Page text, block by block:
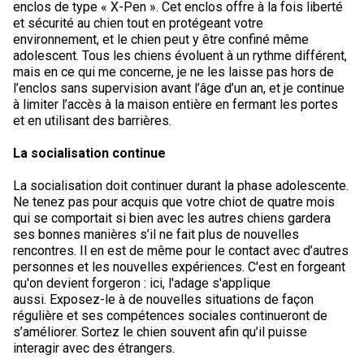
Colley (à poil lisse)
Chien finnois de Laponie
Berger allemand
Berger islandais
Lancashire heeler
Berger américain miniature
Mudi
Buhund (buhund) norvégien
Lévrier écossais
Drever
Spitz finlandais
Foxhound américain
Foxhound anglais
Grand basset griffon vendéen
Lévrier anglais
Harrier
Lhasa apso
Lowchen
Caniche (moyen)
Grand caniche
Schipperke
Shiba inu
Shih tzu
Épagneul tibétain
Retriever (à poil frisé)
Retriever (à poil plat)
Retriever (doré)
Retriever (Labrador)
Retriever Nova Scotia duck tolling
Setter anglais
Setter Gordon
Setter irlandais rouge et blanc
Fox-terrier (à poil lisse)
Fox-terrier (à poil dur)
Terrier du Glen of Imaal
Terrier irlandais
Terrier Kerry bleu
Terrier Lakeland
Terrier de Manchester
Terrier de Norfolk
Bichon havanais
Lévrier italien
Chin
Bichon maltais
Nain pinscher
Épagneul papillon
Pékinois
Poméranien
Cane Corso
Chien loup Tchécoslovaque
Doberman pinscher
Dogue de Bordeaux
Entlebucher sennenhund
Eurasier
Grand danois
Montagne des Pyrénées
Concours sur le terrain pour épagneuls de chasse
Sprinter
Travail de flair
Épreuve de pistage
Certificat de travail
Événements non-CCC
Titres de versatilité
Top Dogs multidisciplinaires - 2023
Top Dogs sur le terrain - 2022
Top Dogs en travail sur troupeau - 2022
Top Dogs multidisciplinaires - 2022
Top Dogs en agilité - 2020
Top Dogs sur le terrain - 2020
Top Dogs en travail sur troupeau - 2020
Top Dogs multidisciplinaires - 2020
Top Dogs en rallye - 2021
Top Dogs en agilité - 2021
Top Dogs sur le terrain - 2021
Top Dogs en travail sur troupeau - 2021
Top Dogs multidisciplinaires - 2021
Top Dog en obéissance - 2019
Top Dog en rallye - 2019
Top Dog en agilité - 2019
Top Dog sur le terrain - 2019
Top Dog en travail sur troupeau - 2019
Top Dog multidisciplinaire - 2019
Top Dog en conformation - 2018
Top Dog en obéissance - 2018
Top Dog en rallye - 2018
Top Dog en agilité - 2018
Top Dog sur le terrain - 2018
Top Dog multidisciplinaire - 2018
Top Dogs 2017
TOP DOG en conformation
TOP DOG en obéissance
TOP DOG en rallye
TOP DOG en agilité
TOP DOG pour les concours et épreuves sur le terrain
Les Top Dogs multidisciplinaires
Top Dogs 2016
TOP DOG en conformation
TOP DOG en obéissance
TOP DOG en rallye
TOP DOG en agilité
TOP DOG pour les concours et épreuves sur le terrain
Les Top Dogs multidisciplinaires
Top Dogs 2015
TOP DOG en conformation
TOP DOG en obéissance
TOP DOG en rallye
TOP DOG en agilité
TOP DOG pour les concours et épreuves sur le terrain
Livres de règlements et formulaires imprimables
enclos de type « X-Pen ». Cet enclos offre à la fois liberté
et sécurité au chien tout en protégeant votre
environnement, et le chien peut y être confiné même
adolescent. Tous les chiens évoluent à un rythme différent,
mais en ce qui me concerne, je ne les laisse pas hors de
l’enclos sans supervision avant l’âge d’un an, et je continue
à limiter l’accès à la maison entière en fermant les portes
et en utilisant des barrières.
La socialisation continue
La socialisation doit continuer durant la phase adolescente.
Ne tenez pas pour acquis que votre chiot de quatre mois
qui se comportait si bien avec les autres chiens gardera
ses bonnes manières s’il ne fait plus de nouvelles
rencontres. Il en est de même pour le contact avec d’autres
personnes et les nouvelles expériences. C'est en forgeant
qu'on devient forgeron : ici, l'adage s'applique
aussi. Exposez-le à de nouvelles situations de façon
régulière et ses compétences sociales continueront de
s’améliorer. Sortez le chien souvent afin qu’il puisse
interagir avec des étrangers.